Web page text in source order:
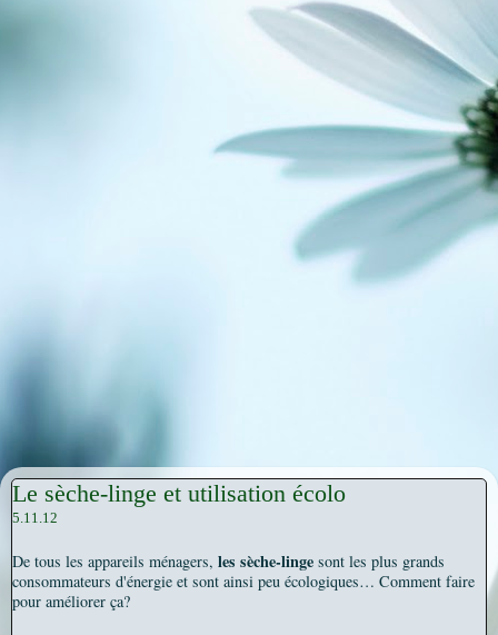
Le sèche-linge et utilisation écolo
5.11.12
De tous les appareils ménagers, les sèche-linge sont les plus grands
consommateurs d'énergie et sont ainsi peu écologiques… Comment faire
pour améliorer ça?